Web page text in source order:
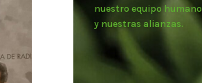
nuestro equipo humano
y nuestras alianzas.